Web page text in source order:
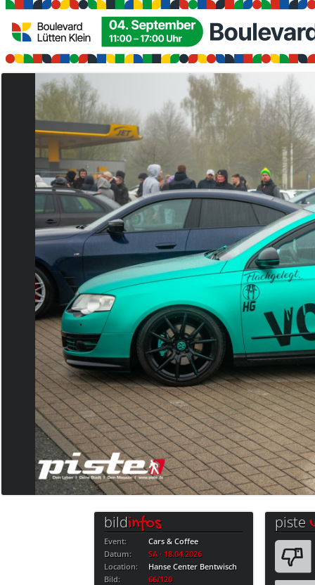
bildinfos
Event:
Cars & Coffee
Datum:
SA · 18.04.2026
Location:
Hanse Center Bentwisch
Bild:
66/120
piste